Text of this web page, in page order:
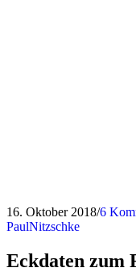
16. Oktober 2018/6
PaulNitzschke
Eckdaten zum